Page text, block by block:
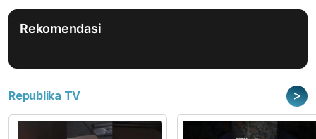
Rekomendasi
Republika TV >